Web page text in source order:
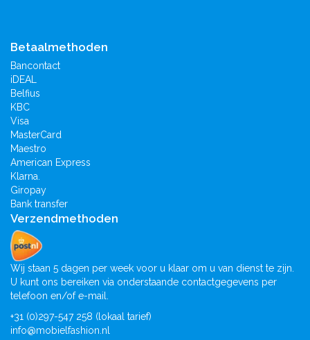
Betaalmethoden
Bancontact
iDEAL
Belfius
KBC
Visa
MasterCard
Maestro
American Express
Klarna.
Giropay
Bank transfer
Verzendmethoden
Wij staan 5 dagen per week voor u klaar om u van dienst te zijn.
U kunt ons bereiken via onderstaande contactgegevens per
telefoon en/of e-mail.
+31 (0)297-547 258 (lokaal tarief)
info@mobielfashion.nl